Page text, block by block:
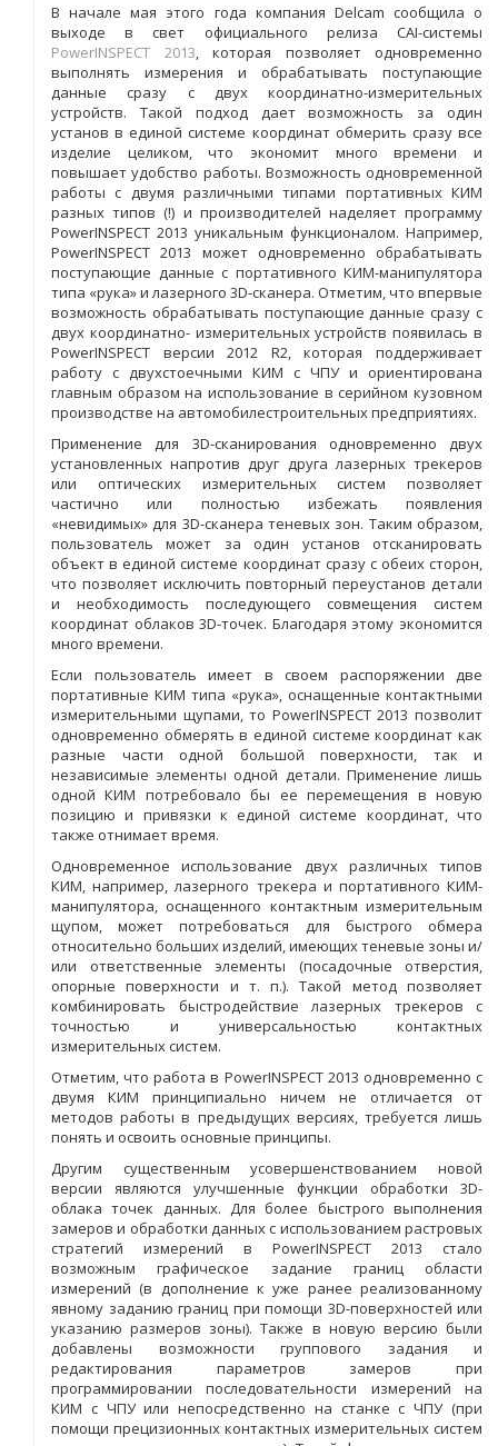
В начале мая этого года компания Delcam сообщила о
выходе в свет официального релиза CAI-системы
PowerINSPECT 2013, которая позволяет одновременно
выполнять измерения и обрабатывать поступающие
данные сразу с двух координатно-измерительных
устройств. Такой подход дает возможность за один
установ в единой системе координат обмерить сразу все
изделие целиком, что экономит много времени и
повышает удобство работы. Возможность одновременной
работы с двумя различными типами портативных КИМ
разных типов (!) и производителей наделяет программу
PowerINSPECT 2013 уникальным функционалом. Например,
PowerINSPECT 2013 может одновременно обрабатывать
поступающие данные с портативного КИМ-манипулятора
типа «рука» и лазерного 3D-сканера. Отметим, что впервые
возможность обрабатывать поступающие данные сразу с
двух координатно- измерительных устройств появилась в
PowerINSPECT версии 2012 R2, которая поддерживает
работу с двухстоечными КИМ с ЧПУ и ориентирована
главным образом на использование в серийном кузовном
производстве на автомобилестроительных предприятиях.
Применение для 3D-сканирования одновременно двух
установленных напротив друг друга лазерных трекеров
или оптических измерительных систем позволяет
частично или полностью избежать появления
«невидимых» для 3D-сканера теневых зон. Таким образом,
пользователь может за один установ отсканировать
объект в единой системе координат сразу с обеих сторон,
что позволяет исключить повторный переустанов детали
и необходимость последующего совмещения систем
координат облаков 3D-точек. Благодаря этому экономится
много времени.
Если пользователь имеет в своем распоряжении две
портативные КИМ типа «рука», оснащенные контактными
измерительными щупами, то PowerINSPECT 2013 позволит
одновременно обмерять в единой системе координат как
разные части одной большой поверхности, так и
независимые элементы одной детали. Применение лишь
одной КИМ потребовало бы ее перемещения в новую
позицию и привязки к единой системе координат, что
также отнимает время.
Одновременное использование двух различных типов
КИМ, например, лазерного трекера и портативного КИМ-
манипулятора, оснащенного контактным измерительным
щупом, может потребоваться для быстрого обмера
относительно больших изделий, имеющих теневые зоны и/
или ответственные элементы (посадочные отверстия,
опорные поверхности и т. п.). Такой метод позволяет
комбинировать быстродействие лазерных трекеров с
точностью и универсальностью контактных
измерительных систем.
Отметим, что работа в PowerINSPECT 2013 одновременно с
двумя КИМ принципиально ничем не отличается от
методов работы в предыдущих версиях, требуется лишь
понять и освоить основные принципы.
Другим существенным усовершенствованием новой
версии являются улучшенные функции обработки 3D-
облака точек данных. Для более быстрого выполнения
замеров и обработки данных с использованием растровых
стратегий измерений в PowerINSPECT 2013 стало
возможным графическое задание границ области
измерений (в дополнение к уже ранее реализованному
явному заданию границ при помощи 3D-поверхностей или
указанию размеров зоны). Также в новую версию были
добавлены возможности группового задания и
редактирования параметров замеров при
программировании последовательности измерений на
КИМ с ЧПУ или непосредственно на станке с ЧПУ (при
помощи прецизионных контактных измерительных систем